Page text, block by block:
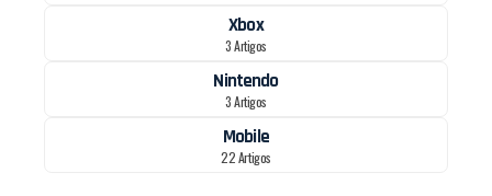
Xbox
3 Artigos
Nintendo
3 Artigos
Mobile
22 Artigos